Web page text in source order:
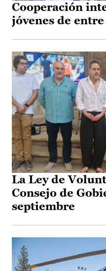
Cooperación
jóvenes de entre
La Ley de
Consejo de
septiembre